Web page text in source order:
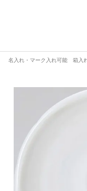
入れ・マーク入れ可能 箱入